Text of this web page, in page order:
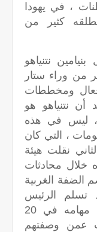
، في يهودا
كثير من
نتنياهو
من وراء ستار
ومخططات
نتنياهو هو
، ليس في هذه
، التي كان
12 تشرين الثاني نقلت هيئة
خلال محادثات
الغربية
تسلم الرئيس
الأميركي المنتخب دونالد ترامب مهامه في 20
عمن وصفتهم